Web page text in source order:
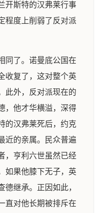
开斯特的汉弗莱行事
程度上削弱了反对派
同了。诺曼底公国在
收复了，这对整个英
此外，反对派现在的
，他才华横溢，深得
的汉弗莱死后，约克
近的亲属。民众普遍
，亨利六世虽然已经
如果他膝下无子，英
德继承。正因如此，
直对他长期被排斥在